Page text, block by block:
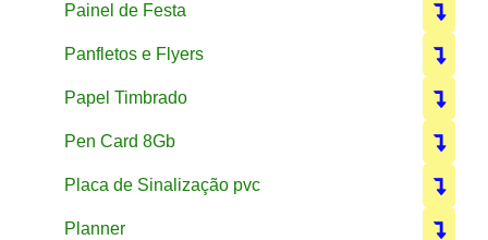
Painel de Festa
Panfletos e Flyers
Papel Timbrado
Pen Card 8Gb
Placa de Sinalização pvc
Planner